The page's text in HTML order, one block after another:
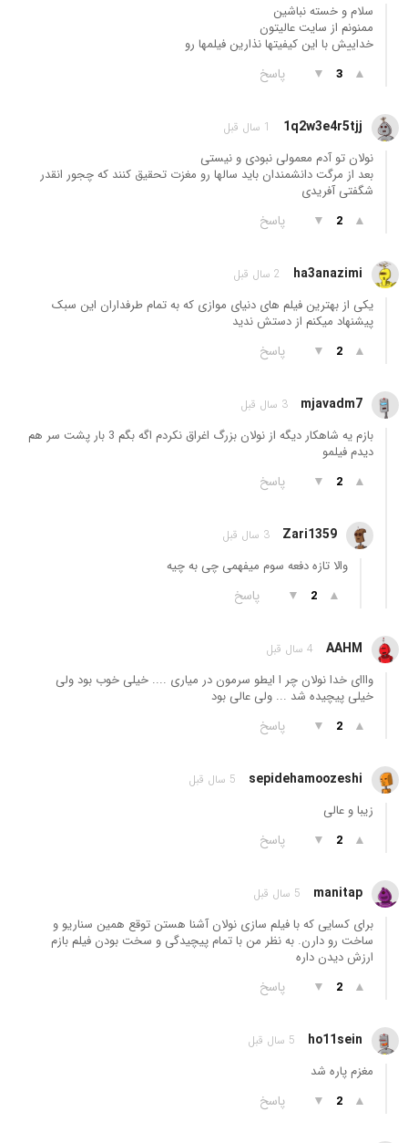
سلام و خسته نباشین
ممنونم از سایت عالیتون
خداییش با این کیفیتها نذارین فیلمها رو
▲
3
▼ پاسخ
1q2w3e4r5tjj 1 سال قبل
نولان تو آدم معمولی نبودی و نیستی
بعد از مرگت دانشمندان باید سالها رو مغزت تحقیق کنند که چجور انقدر
شگفتی آفریدی
▲
2
▼ پاسخ
ha3anazimi 2 سال قبل
یکی از بهترین فیلم های دنیای موازی که به تمام طرفداران این سبک
پیشنهاد میکنم از دستش ندید
▲
2
▼ پاسخ
mjavadm7 3 سال قبل
بازم یه شاهکار دیگه از نولان بزرگ اغراق نکردم اگه بگم 3 بار پشت سر هم
دیدم فیلمو
▲
2
▼ پاسخ
Zari1359 3 سال قبل
والا تازه دفعه سوم میفهمی چی به چیه
▲
2
▼ پاسخ
AAHM 4 سال قبل
وااای خدا نولان چر ا ایطو سرمون در میاری .... خیلی خوب بود ولی
خیلی پیچیده شد ... ولی عالی بود
▲
2
▼ پاسخ
sepidehamoozeshi 5 سال قبل
زیبا و عالی
▲
2
▼ پاسخ
manitap 5 سال قبل
برای کسایی که با فیلم سازی نولان آشنا هستن توقع همین سناریو و
ساخت رو دارن. به نظر من با تمام پیچیدگی و سخت بودن فیلم بازم
ارزش دیدن داره
▲
2
▼ پاسخ
ho11sein 5 سال قبل
مغزم پاره شد
▲
2
▼ پاسخ